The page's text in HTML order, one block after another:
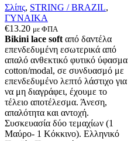
Σλίπς, STRING / BRAZIL,
ΓΥΝΑΙΚΑ
€13.20 με ΦΠΑ
Bikini lace soft από δαντέλα
επενδεδυμένη εσωτερικά από
απαλό ανθεκτικό φυτικό ύφασμα
cotton/modal, σε συνδυασμό με
επενδεδυμένο λεπτό λάστιχο για
να μη διαγράφει, έχουμε το
τέλειο αποτέλεσμα. Άνεση,
απαλότητα και αντοχή.
Συσκευασία δύο τεμαχίων (1
Μαύρο- 1 Κόκκινο). Ελληνικό